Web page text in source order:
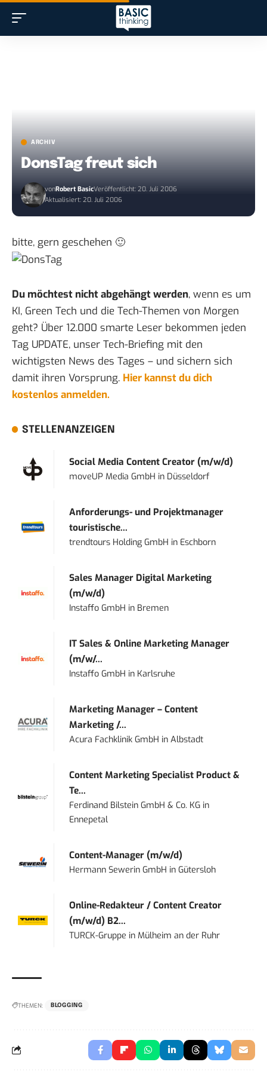
ARCHIV
DonsTag freut sich
vonRobert BasicVeröffentlicht: 20. Juli 2006
Aktualisiert: 20. Juli 2006
bitte, gern geschehen 🙂
Du möchtest nicht abgehängt werden, wenn es um
KI, Green Tech und die Tech-Themen von Morgen
geht? Über 12.000 smarte Leser bekommen jeden
Tag UPDATE, unser Tech-Briefing mit den
wichtigsten News des Tages – und sichern sich
damit ihren Vorsprung. Hier kannst du dich
kostenlos anmelden.
STELLENANZEIGEN
Social Media Content Creator (m/w/d)
moveUP Media GmbH in Düsseldorf
Anforderungs- und Projektmanager
touristische...
trendtours Holding GmbH in Eschborn
Sales Manager Digital Marketing
(m/w/d)
Instaffo GmbH in Bremen
IT Sales & Online Marketing Manager
(m/w/...
Instaffo GmbH in Karlsruhe
Marketing Manager – Content
Marketing /...
Acura Fachklinik GmbH inAlbstadt
Content Marketing Specialist Product &
Te...
Ferdinand Bilstein GmbH & Co. KG in
Ennepetal
Content-Manager (m/w/d)
Hermann Sewerin GmbH inGütersloh
Online-Redakteur / Content Creator
(m/w/d) B2...
TURCK-Gruppe inMülheim an der Ruhr
THEMEN: BLOGGING